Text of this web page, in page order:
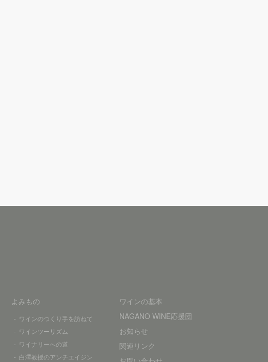
よみもの
ワインのつくり手を訪ねて
ワインツーリズム
ワイナリーへの道
白澤教授のアンチエイジン
ワインの基本
NAGANO WINE応援団
お知らせ
関連リンク